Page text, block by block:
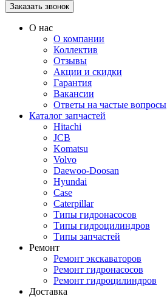
О нас
О компании
Коллектив
Отзывы
Акции и скидки
Гарантия
Вакансии
Ответы на частые вопросы
Каталог запчастей
Hitachi
JCB
Komatsu
Volvo
Daewoo-Doosan
Hyundai
Case
Caterpillar
Типы гидронасосов
Типы гидроцилиндров
Типы запчастей
Ремонт
Ремонт экскаваторов
Ремонт гидронасосов
Ремонт гидроцилиндров
Доставка